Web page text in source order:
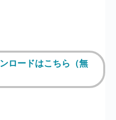
ロードはこちら（無